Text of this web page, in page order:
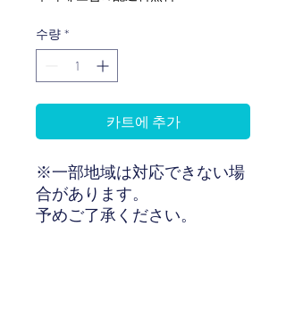
수량 *
카트에 추가
※一部地域は対応できない場
合があります。
予めご了承ください。